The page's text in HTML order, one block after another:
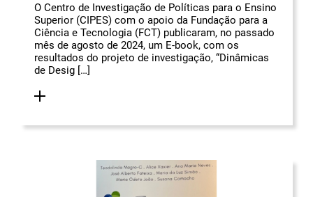
O Centro de Investigação de Políticas para o Ensino
Superior (CIPES) com o apoio da Fundação para a
Ciência e Tecnologia (FCT) publicaram, no passado
mês de agosto de 2024, um E-book, com os
resultados do projeto de investigação, “Dinâmicas
de Desig […]